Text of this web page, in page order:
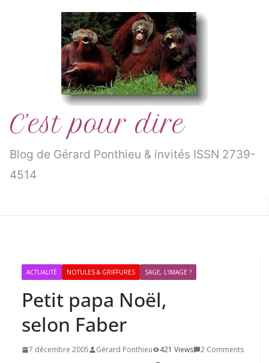
C’est pour dire
Blog de Gérard Ponthieu & invités ISSN 2739-
4514
ACTUALITÉ NOTULES & GRIFFURES SAGE, L'IMAGE ?
Petit papa Noël,
selon Faber
7 décembre 2005 Gérard Ponthieu 421 Views 2 Comments